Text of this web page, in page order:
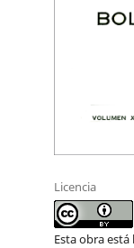
Licencia
Esta obra